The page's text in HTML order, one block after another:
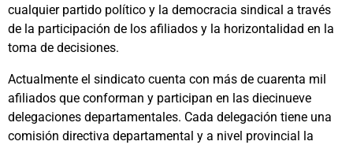
cualquier partido político y la democracia sindical a través
de la participación de los afiliados y la horizontalidad en la
toma de decisiones.
Actualmente el sindicato cuenta con más de cuarenta mil
afiliados que conforman y participan en las diecinueve
delegaciones departamentales. Cada delegación tiene una
comisión directiva departamental y a nivel provincial la